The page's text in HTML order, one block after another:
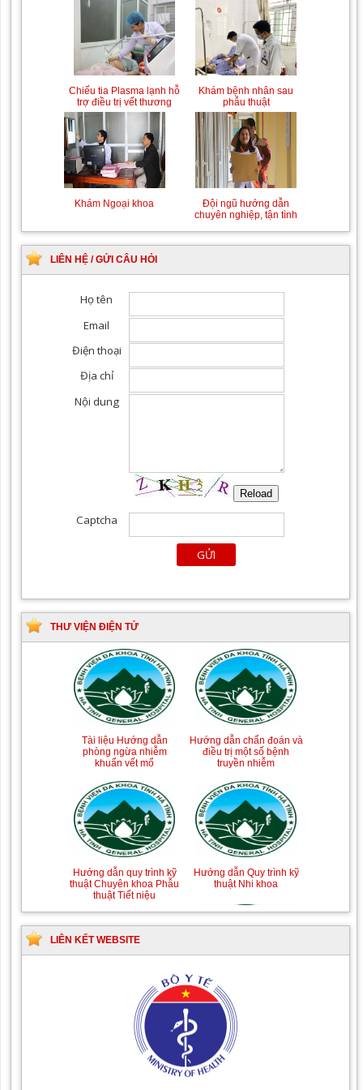
Chiếu tia Plasma lạnh hỗ
trợ điều trị vết thương
Khám bệnh nhân sau
phẫu thuật
Khám Ngoại khoa
Đội ngũ hướng dẫn
chuyên nghiệp, tận tình
LIÊN HỆ / GỬI CÂU HỎI
THƯ VIỆN ĐIỆN TỬ
Tài liệu Hướng dẫn
phòng ngừa nhiễm
khuẩn vết mổ
Hướng dẫn chẩn đoán và
điều trị một số bệnh
truyền nhiễm
Hướng dẫn quy trình kỹ
thuật Chuyên khoa Phẫu
thuật Tiết niệu
Hướng dẫn Quy trình kỹ
thuật Nhi khoa
LIÊN KẾT WEBSITE